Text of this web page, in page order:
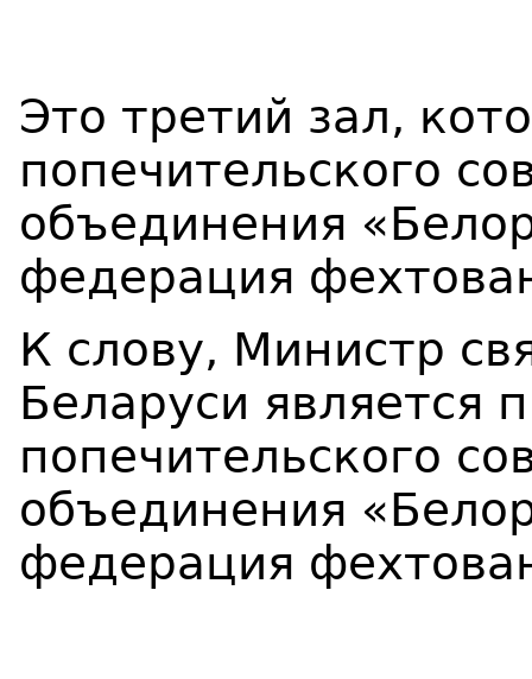
Это третий зал,
попечительского
объединения
федерация
К слову, Министр
Беларуси является
попечительского
объединения
федерация